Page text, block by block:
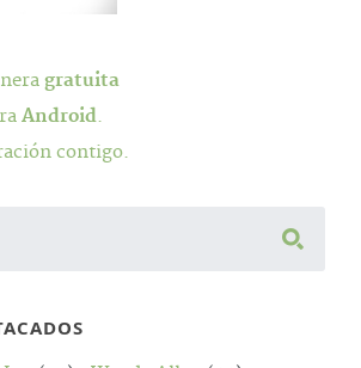
gratuita
Android.
contigo.